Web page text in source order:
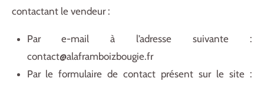
contactant le vendeur :
Par e-mail à l’adresse suivante :
contact@alaframboizbougie.fr
Par le formulaire de contact présent sur le site :